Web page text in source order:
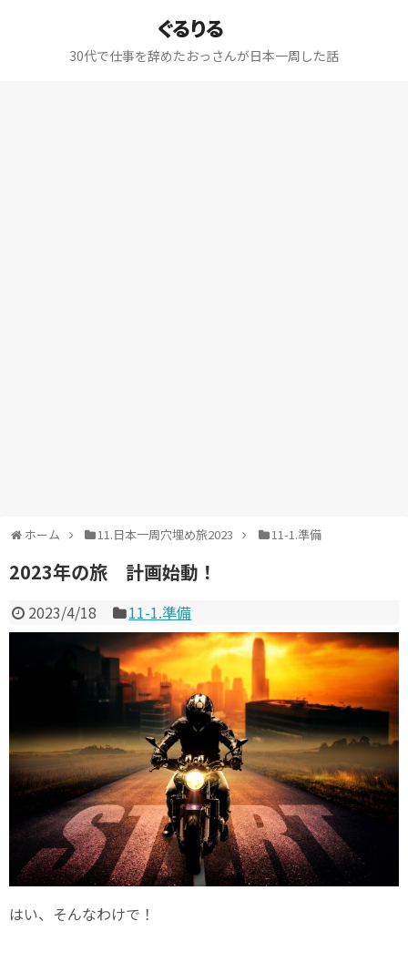
ぐるりる
30代で仕事を辞めたおっさんが日本一周した話
ホーム 11.日本一周穴埋め旅2023 11-1.準備
2023年の旅 計画始動！
2023/4/18 11-1.準備
はい、そんなわけで！